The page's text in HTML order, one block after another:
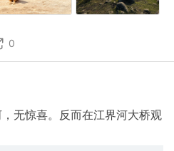
0
无惊喜。反而在江界河大桥观